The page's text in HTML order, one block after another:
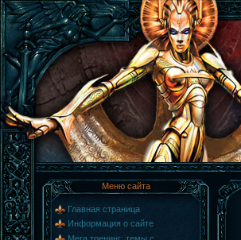
Меню сайта
Главная страница
Информация о сайте